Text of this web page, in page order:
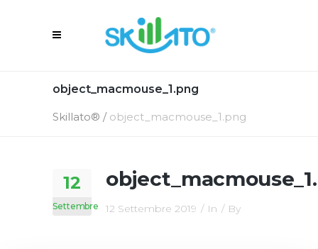
object_macmouse_1.png
Skillato® / object_macmouse_1.png
12
Settembre 12 Settembre 2019 In By